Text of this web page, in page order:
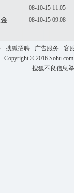
08-10-15 11:05
08-10-15 09:08
- 搜狐招聘- 广告服务 - 客
Copyright © 2016
搜狐不良信息